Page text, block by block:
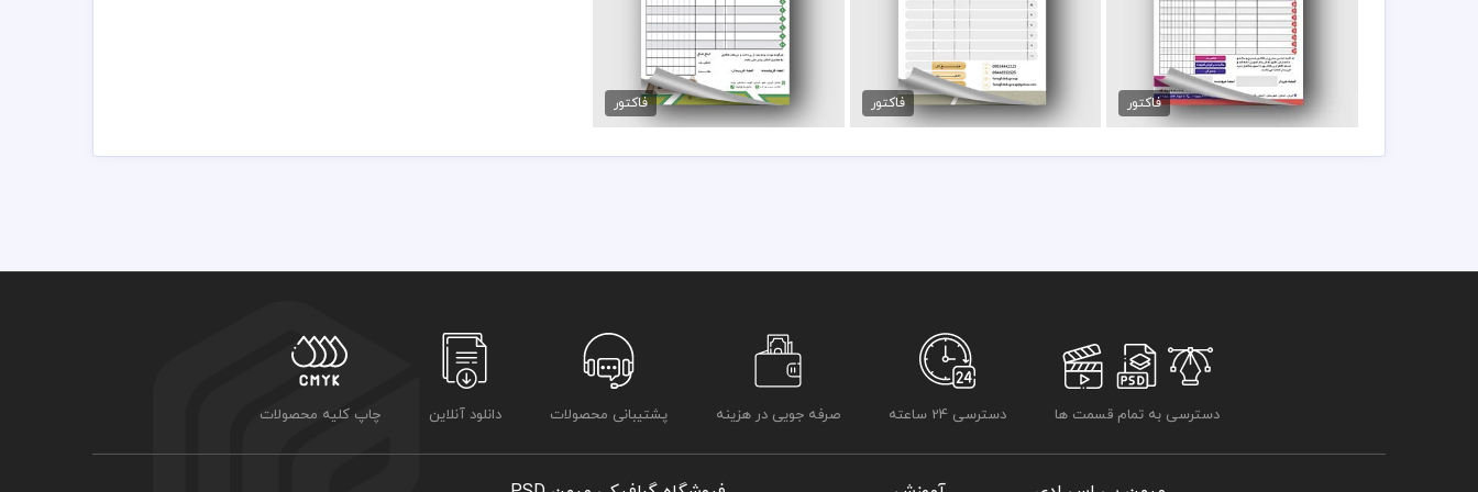
- چیدمان منظم اطلاعات مالی و فروش
- مناسب برای انواع کسب‌وکارها
- قابلیت شخصی‌سازی بر اساس هویت برند
اگر به دنبال یک فاکتور آماده چاپ و در عین حال قابل ویرایش هستید، این فایل می‌تواند نیاز شما را برطرف کند.
شده است
کامل ترین آرشیو لایه باز فاکتور و قبض، رسید که می توانید با خیالی راحت با تهیه بسته های اشتراک ویژه به هزاران طرح لایه باز
دسترسی و دانلود داشته باشید
در طراحی فاکتور میهن پی اس دی از تصاویر و وکتورهای باکیفیت استفاده شده است برای استفاده و چاپ رعایت نکات زیر الزامی می
کلیه طراحی های فاکتور بصورت لایه باز و با فرمت فتوشاپ می باشد که می توانید جهت ویرایش از نرم افزار فتوشاپ استفاده نمائید
برای دانلود فاکتور و طرح لایه باز به صورت به صرفه می توانید از بسته های اشتراک ویژه استفاده نمائید و فاکتور رایگان دانلود نمائید
قیل از چاپ و استفاده فاکتور رعایت مواردی نظیر غلط املایی، کنترل پنتت رنگی . مد رنگی و کیفیت مناسب عکس و وکتور به عهده
فاکتور فروشگاه اسباب بازی
89,000 تومان
فاکتور
فاکتور فروش لوازم پزشکی
89,000 تومان
فاکتور
فاکتور psd دکوراسیون داخلی
89,000 تومان
فاکتور
دسترسی به تمام قسمت ها دسترسی 24 ساعته صرفه جویی در هزینه پشتیبانی محصولات دانلود آنلاین چاپ کلیه محصولات